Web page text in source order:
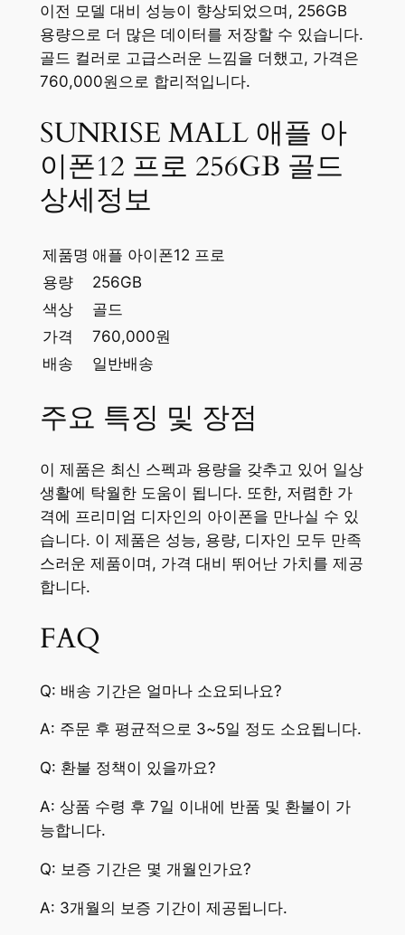
이전 모델 대비 성능이 향상되었으며, 256GB
용량으로 더 많은 데이터를 저장할 수 있습니다.
골드 컬러로 고급스러운 느낌을 더했고, 가격은
760,000원으로 합리적입니다.
SUNRISE MALL 애플 아
이폰12 프로 256GB 골드
상세정보
제품명 애플 아이폰12 프로
용량
256GB
색상
골드
가격
760,000원
배송
일반배송
주요 특징 및 장점
이 제품은 최신 스펙과 용량을 갖추고 있어 일상
생활에 탁월한 도움이 됩니다. 또한, 저렴한 가
격에 프리미엄 디자인의 아이폰을 만나실 수 있
습니다. 이 제품은 성능, 용량, 디자인 모두 만족
스러운 제품이며, 가격 대비 뛰어난 가치를 제공
합니다.
FAQ
Q: 배송 기간은 얼마나 소요되나요?
A: 주문 후 평균적으로 3~5일 정도 소요됩니다.
Q: 환불 정책이 있을까요?
A: 상품 수령 후 7일 이내에 반품 및 환불이 가
능합니다.
Q: 보증 기간은 몇 개월인가요?
A: 3개월의 보증 기간이 제공됩니다.